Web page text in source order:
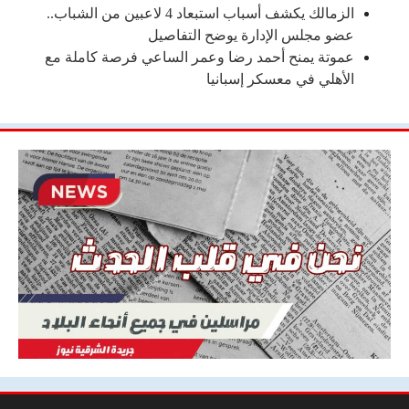
الزمالك يكشف أسباب استبعاد 4 لاعبين من الشباب..
عضو مجلس الإدارة يوضح التفاصيل
عموتة يمنح أحمد رضا وعمر الساعي فرصة كاملة مع
الأهلي في معسكر إسبانيا